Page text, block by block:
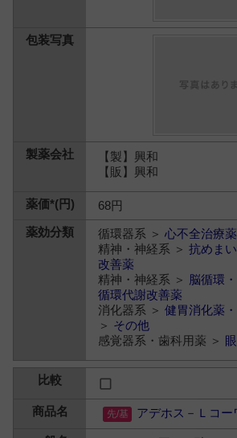
【製】興和
【販】興和
68円
循環器系 ＞心不全治療薬
精神・神経系 ＞抗めま
改善薬
精神・神経系 ＞ 脳循環
循環代謝改善薬
消化器系 ＞健胃消化薬
＞ その他
感覚器系・歯科用薬 ＞
アデホス－Ｌコー